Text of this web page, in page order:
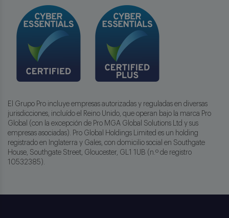
El Grupo Pro incluye empresas autorizadas y reguladas en diversas
jurisdicciones, incluído el Reino Unido, que operan bajo la marca Pro
Global (con la excepción de Pro MGA Global Solutions Ltd y sus
empresas asociadas). Pro Global Holdings Limited es un holding
registrado en Inglaterra y Gales, con domicilio social en Southgate
House, Southgate Street, Gloucester, GL1 1UB (n.º de registro
10532385).